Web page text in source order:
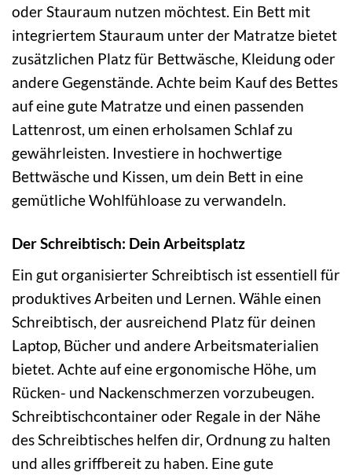
oder Stauraum nutzen möchtest. Ein Bett mit
integriertem Stauraum unter der Matratze bietet
zusätzlichen Platz für Bettwäsche, Kleidung oder
andere Gegenstände. Achte beim Kauf des Bettes
auf eine gute Matratze und einen passenden
Lattenrost, um einen erholsamen Schlaf zu
gewährleisten. Investiere in hochwertige
Bettwäsche und Kissen, um dein Bett in eine
gemütliche Wohlfühloase zu verwandeln.
Der Schreibtisch: Dein Arbeitsplatz
Ein gut organisierter Schreibtisch ist essentiell für
produktives Arbeiten und Lernen. Wähle einen
Schreibtisch, der ausreichend Platz für deinen
Laptop, Bücher und andere Arbeitsmaterialien
bietet. Achte auf eine ergonomische Höhe, um
Rücken- und Nackenschmerzen vorzubeugen.
Schreibtischcontainer oder Regale in der Nähe
des Schreibtisches helfen dir, Ordnung zu halten
und alles griffbereit zu haben. Eine gute